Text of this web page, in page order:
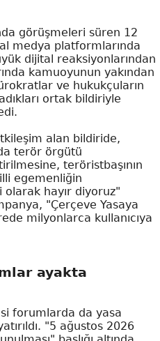
görüşmeleri süren 12
medya platformlarında
dijital reaksiyonlarından
kamuoyunun yakından
ve hukukçuların
ortak bildiriyle
alan bildiride,
terör örgütü
teröristbaşının
egemenliğin
hayır diyoruz"
"Çerçeve Yasaya
milyonlarca kullanıcıya
ayakta
forumlarda da yasa
"5 ağustos 2026